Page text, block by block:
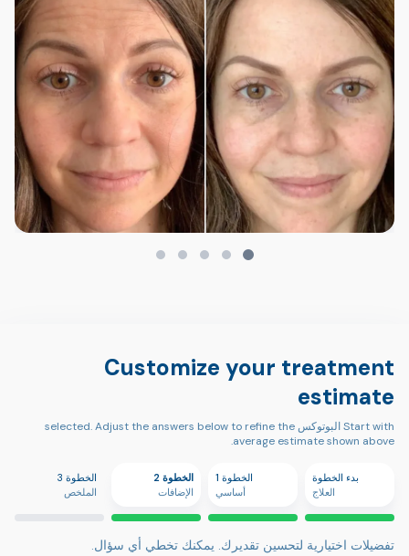
Customize your treatment
estimate
Start with البوتوكس selected. Adjust the answers below to refine the
average estimate shown above.
بدء الخطوة
العلاج
الخطوة 1
أساسي
الخطوة 2
الإضافات
الخطوة 3
الملخص
تفضيلات اختيارية لتحسين تقديرك. يمكنك تخطي أي سؤال.